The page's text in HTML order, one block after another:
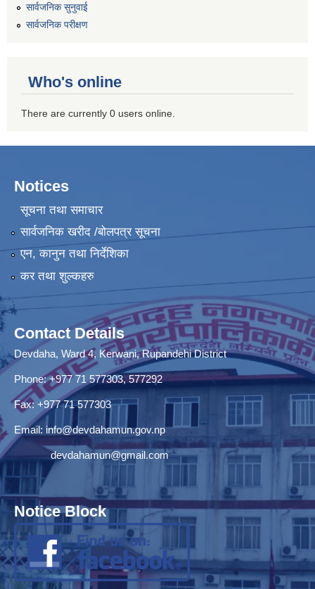
सार्वजनिक सुनुवाई
सार्वजनिक परीक्षण
Who's online
There are currently 0 users online.
Notices
सूचना तथा समाचार
सार्वजनिक खरीद /बोलपत्र सूचना
एन, कानुन तथा निर्देशिका
कर तथा शुल्कहरु
Contact Details
Devdaha, Ward 4, Kerwani, Rupandehi District
Phone: +977 71 577303, 577292
Fax: +977 71 577303
Email: info@devdahamun.gov.np
devdahamun@gmail.com
Notice Block